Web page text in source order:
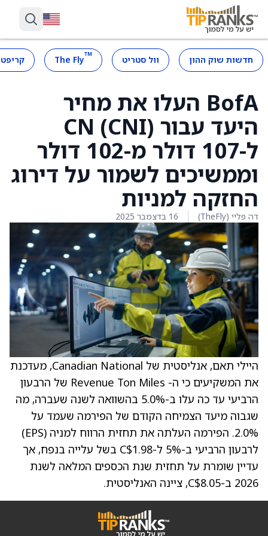
חדשות שוק ההון וול סטריט ™
The Fly
BofA העלו את מחיר
היעד עבור CN (CNI)
ל-107 דולר מ-102 דולר
וממשיכים לשמור על דירוג
החזקה למניות
דה פליי (TheFly) 16 בדצמבר 2025
היילי תאם, אנליסטית של Canadian National, מעדכנת
את המשקיעים כי ה- Revenue Ton Miles של הרבעון
הרביעי עד כה עלו ב-5.0% בהשוואה לשנה שעברה, מה
שגבוה מיעד הצמיחה הקודם של הפירמה שעמד על
2.0%. הפירמה העלתה את תחזית הרווח למניה (EPS)
לרבעון הרביעי ב-5% ל-C$1.98 בשל עלייה בנפח, אך
עדיין שומרת על תחזית שנת הכספים המלאה לשנת
2026 ב-C$8.05, ציינה האנליסטית.